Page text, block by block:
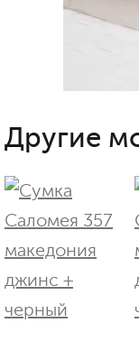
Другие